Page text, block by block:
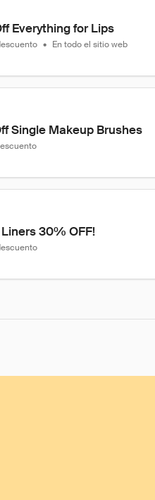
Everything for Lips
• En todo el sitio web
Single Makeup Brushes
Liners 30% OFF!